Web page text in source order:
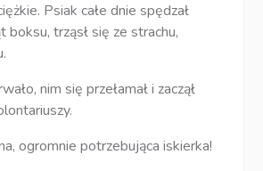
Psiak całe dnie spędzał
trząsł się ze strachu,
nim się przełamał i zaczął
ogromnie potrzebująca iskierka!